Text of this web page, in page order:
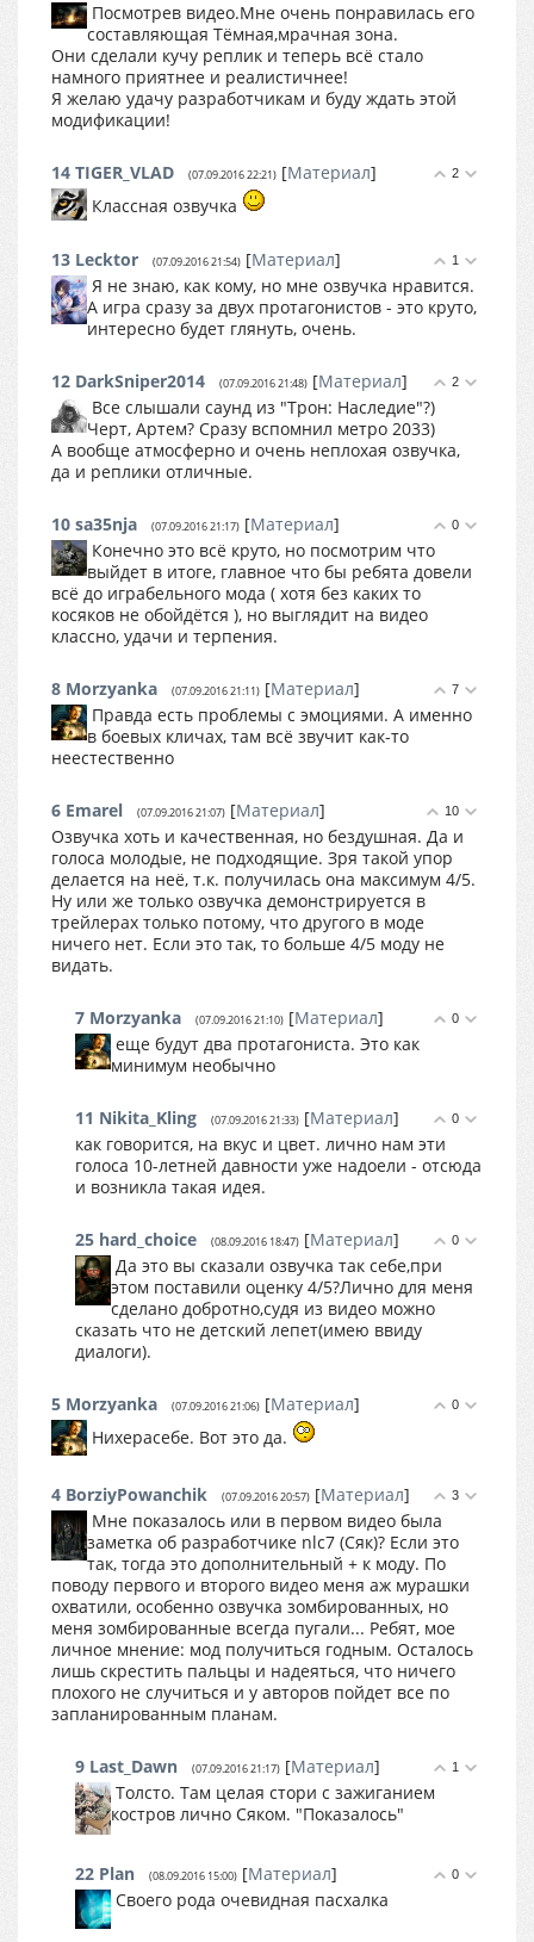
Посмотрев видео.Мне очень понравилась его
составляющая Тёмная,мрачная зона.
Они сделали кучу реплик и теперь всё стало
намного приятнее и реалистичнее!
Я желаю удачу разработчикам и буду ждать этой
модификации!
2
14 TIGER_VLAD (07.09.2016 22:21) [Материал]
Классная озвучка
1
13 Lecktor (07.09.2016 21:54) [Материал]
Я не знаю, как кому, но мне озвучка нравится.
А игра сразу за двух протагонистов - это круто,
интересно будет глянуть, очень.
2
12 DarkSniper2014 (07.09.2016 21:48) [Материал]
Все слышали саунд из "Трон: Наследие"?)
Черт, Артем? Сразу вспомнил метро 2033)
А вообще атмосферно и очень неплохая озвучка,
да и реплики отличные.
0
10 sa35nja (07.09.2016 21:17) [Материал]
Конечно это всё круто, но посмотрим что
выйдет в итоге, главное что бы ребята довели
всё до играбельного мода ( хотя без каких то
косяков не обойдётся ), но выглядит на видео
классно, удачи и терпения.
7
8 Morzyanka (07.09.2016 21:11) [Материал]
Правда есть проблемы с эмоциями. А именно
в боевых кличах, там всё звучит как-то
неестественно
10
6 Emarel (07.09.2016 21:07) [Материал]
Озвучка хоть и качественная, но бездушная. Да и
голоса молодые, не подходящие. Зря такой упор
делается на неё, т.к. получилась она максимум 4/5.
Ну или же только озвучка демонстрируется в
трейлерах только потому, что другого в моде
ничего нет. Если это так, то больше 4/5 моду не
видать.
0
7 Morzyanka (07.09.2016 21:10) [Материал]
еще будут два протагониста. Это как
минимум необычно
0
11 Nikita_Kling (07.09.2016 21:33) [Материал]
как говорится, на вкус и цвет. лично нам эти
голоса 10-летней давности уже надоели - отсюда
и возникла такая идея.
0
25 hard_choice (08.09.2016 18:47) [Материал]
Да это вы сказали озвучка так себе,при
этом поставили оценку 4/5?Лично для меня
сделано добротно,судя из видео можно
сказать что не детский лепет(имею ввиду
диалоги).
0
5 Morzyanka (07.09.2016 21:06) [Материал]
Нихерасебе. Вот это да.
3
4 BorziyPowanchik (07.09.2016 20:57) [Материал]
Мне показалось или в первом видео была
заметка об разработчике nlc7 (Сяк)? Если это
так, тогда это дополнительный + к моду. По
поводу первого и второго видео меня аж мурашки
охватили, особенно озвучка зомбированных, но
меня зомбированные всегда пугали... Ребят, мое
личное мнение: мод получиться годным. Осталось
лишь скрестить пальцы и надеяться, что ничего
плохого не случиться и у авторов пойдет все по
запланированным планам.
1
9 Last_Dawn (07.09.2016 21:17) [Материал]
Толсто. Там целая стори с зажиганием
костров лично Сяком. "Показалось"
0
22 Plan (08.09.2016 15:00) [Материал]
Своего рода очевидная пасхалка